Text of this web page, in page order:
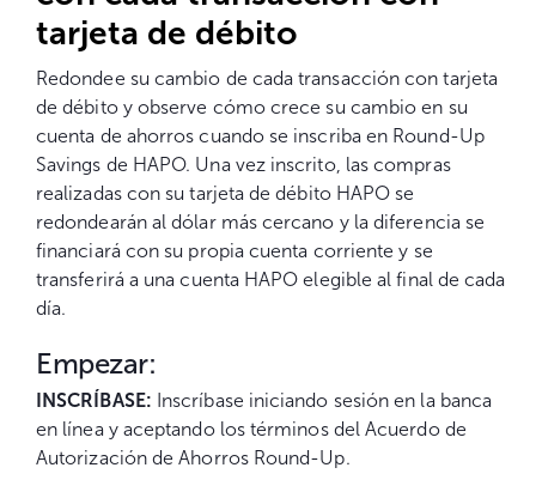
tarjeta de débito
Redondee su cambio de cada transacción con tarjeta
de débito y observe cómo crece su cambio en su
cuenta de ahorros cuando se inscriba en Round-Up
Savings de HAPO. Una vez inscrito, las compras
realizadas con su tarjeta de débito HAPO se
redondearán al dólar más cercano y la diferencia se
financiará con su propia cuenta corriente y se
transferirá a una cuenta HAPO elegible al final de cada
día.
Empezar:
INSCRÍBASE: Inscríbase iniciando sesión en la banca
en línea y aceptando los términos del Acuerdo de
Autorización de Ahorros Round-Up.